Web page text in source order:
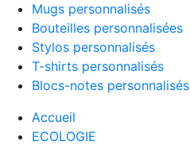
Mugs personnalisés
Bouteilles personnalisées
Stylos personnalisés
T-shirts personnalisés
Blocs-notes personnalisés
Accueil
ECOLOGIE